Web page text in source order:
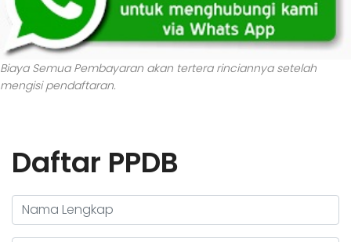
Biaya Semua Pembayaran akan tertera rinciannya setelah
mengisi pendaftaran.
Daftar PPDB